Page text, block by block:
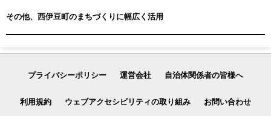
その他、西伊豆町のまちづくりに幅広く活用
プライバシーポリシー 運営会社 自治体関係者の皆様へ
利用規約 ウェブアクセシビリティの取り組み お問い合わせ